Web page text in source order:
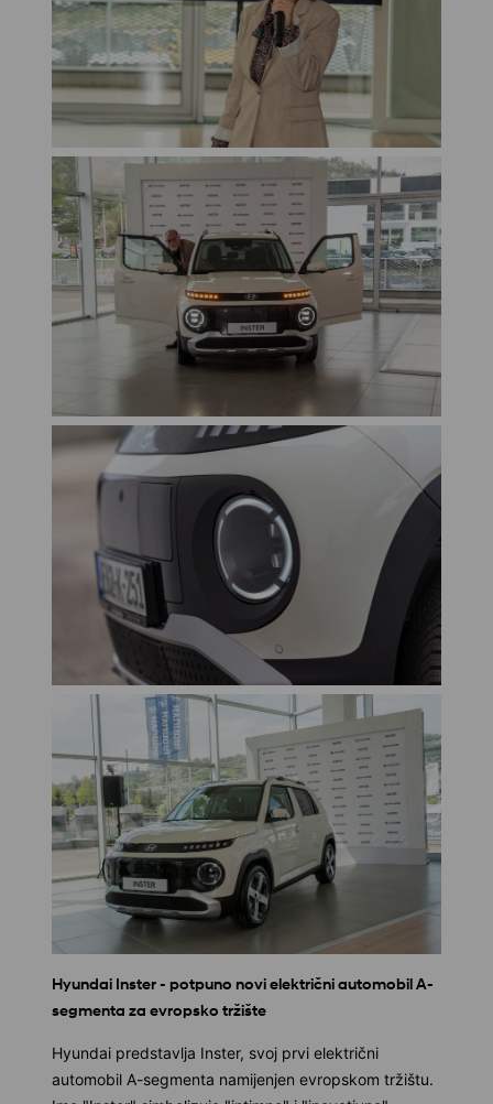
Hyundai Inster - potpuno novi električni automobil A-
segmenta za evropsko tržište
Hyundai predstavlja Inster, svoj prvi električni
automobil A-segmenta namijenjen evropskom tržištu.